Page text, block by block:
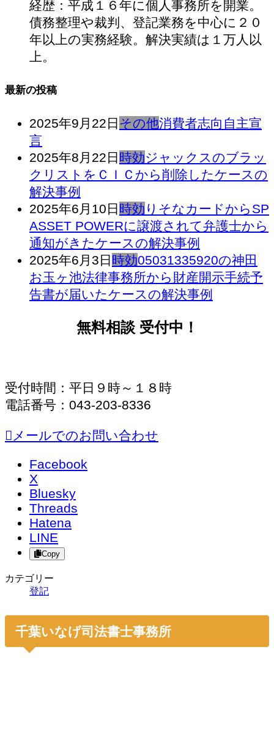
経歴：平成１６年に個人事務所を開業。
債務整理や裁判、登記業務を中心に２０
年以上の実務経験。解決実績は１万人以
上。
最新の投稿
2025年9月22日 その他消費者志向自主宣
言
2025年8月22日 時効ジャックスのブラッ
クリストをＣＩＣから削除したケースの
解決事例
2025年6月10日 時効 りそなカードからSP
ASSET POWERに譲渡されて弁護士から
通知がきたケースの解決事例
2025年6月3日 時効05031335920の神田
お玉ヶ池法律事務所から財産開示手続予
告書が届いたケースの解決事例
無料相談 受付中！
受付時間：平日９時～１８時
電話番号：043-203-8336
メールでのお問い合わせ
Facebook
X
Bluesky
Threads
Hatena
LINE
Copy
カテゴリー
登記
千葉いなげ司法書士事務所